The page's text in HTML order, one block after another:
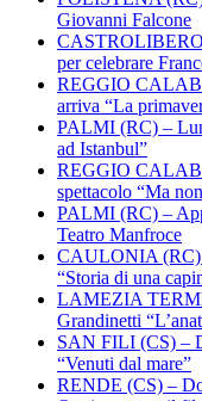
Giovanni Falcone
CASTROLIBERO
per celebrare
REGGIO
arriva “La
PALMI (RC) –
ad Istanbul”
REGGIO
spettacolo “Ma
PALMI (RC) –
Teatro Manfroce
CAULONIA (RC)
“Storia di una
LAMEZIA
Grandinetti
SAN FILI (CS) –
“Venuti dal mare”
RENDE (CS) –